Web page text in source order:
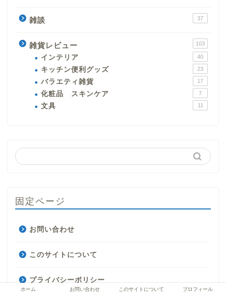
雑談 37
雑貨レビュー 103
インテリア 40
キッチン便利グッズ 23
バラエティ雑貨 17
化粧品 スキンケア 7
文具 11
固定ページ
お問い合わせ
このサイトについて
プライバシーポリシー
ホーム お問い合わせ このサイトについて プロフィール